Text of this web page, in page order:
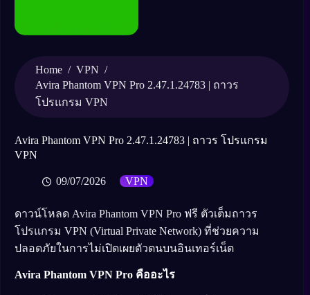
Home / VPN /
Avira Phantom VPN Pro 2.47.1.24783 | ถาวร
โปรแกรม VPN
Avira Phantom VPN Pro 2.47.1.24783 | ถาวร โปรแกรม
VPN
09/07/2026 VPN
ดาวน์โหลด Avira Phantom VPN Pro ฟรี ตัวเต็มถาวร
โปรแกรม VPN (Virtual Private Network) ที่ช่วยความ
ปลอดภัยในการไม่เปิดเผยตัวตนบนอินเทอร์เน็ต
Avira Phantom VPN Pro คืออะไร